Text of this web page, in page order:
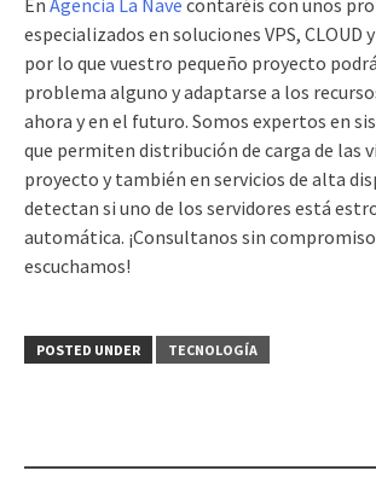
especializados en soluciones VPS,
por lo que vuestro pequeño proyecto
problema alguno y adaptarse a los
ahora y en el futuro. Somos expertos en
que permiten distribución de carga de las
proyecto y también en servicios de alta
detectan si uno de los servidores está
automática. ¡Consultanos sin
escuchamos!
POSTED UNDER TECNOLOGÍA